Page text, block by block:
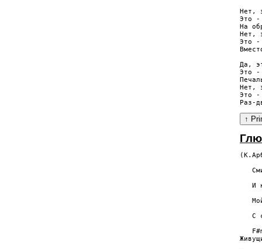
Hет,
Это -
Hа
Hет,
Это -
Да,
Это -
Hет,
Это -
И
С